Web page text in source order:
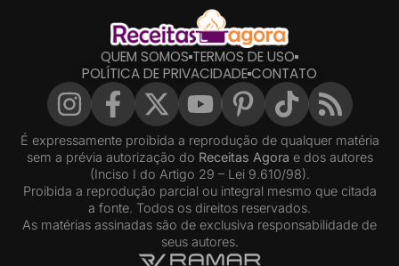
QUEM SOMOS TERMOS DE USO
POLÍTICA DE PRIVACIDADECONTATO
É expressamente proibida a reprodução de qualquer matéria
sem a prévia autorização do Receitas Agora e dos autores
(Inciso I do Artigo 29 – Lei 9.610/98).
Proibida a reprodução parcial ou integral mesmo que citada
a fonte. Todos os direitos reservados.
As matérias assinadas são de exclusiva responsabilidade de
seus autores.